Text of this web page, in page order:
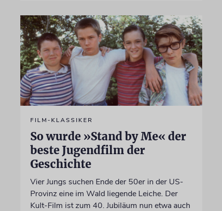
FILM-KLASSIKER
So wurde »Stand by Me« der
beste Jugendfilm der
Geschichte
Vier Jungs suchen Ende der 50er in der US-
Provinz eine im Wald liegende Leiche. Der
Kult-Film ist zum 40. Jubiläum nun etwa auch